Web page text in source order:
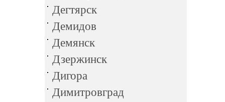
Дегтярск
Демидов
Демянск
Дзержинск
Дигора
Димитровград